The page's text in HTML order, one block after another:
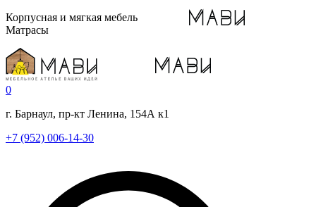
Корпусная и мягкая мебель
Матрасы
0
г. Барнаул, пр-кт Ленина, 154А к1
+7 (952) 006-14-30